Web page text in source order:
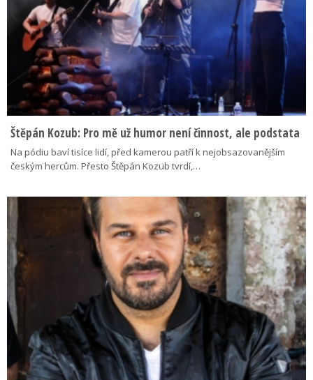
Štěpán Kozub: Pro mě už humor není činnost, ale podstata
Na pódiu baví tisíce lidí, před kamerou patří k nejobsazovanějším
českým hercům. Přesto Štěpán Kozub tvrdí,…